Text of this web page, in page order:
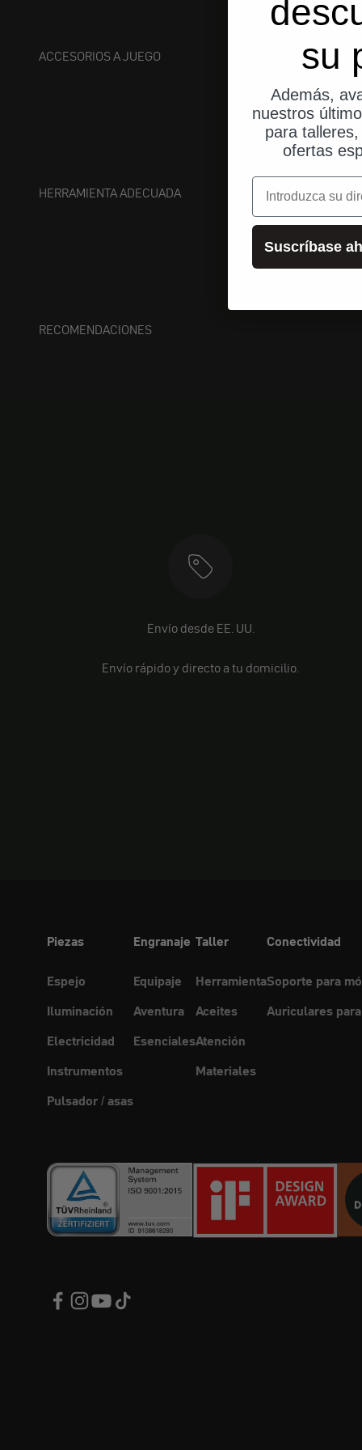
ACCESORIOS A JUEGO
HERRAMIENTA ADECUADA
RECOMENDACIONES
Envío desde EE. UU.
Envío rápido y directo a tu domicilio.
Piezas
Espejo
Iluminación
Electricidad
Instrumentos
Pulsador / asas
Engranaje
Equipaje
Aventura
Esenciales
Taller
Herramienta
Aceites
Atención
Materiales
Conectividad
Soporte para
Auriculares
su
Además,
nuestros
para
ofertas
correo
Suscríbase